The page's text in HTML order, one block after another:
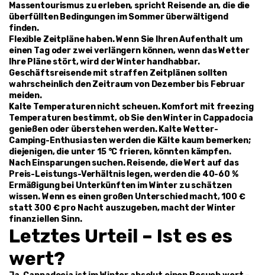
Massentourismus zu erleben, spricht Reisende an, die die
überfüllten Bedingungen im Sommer überwältigend
finden.
Flexible Zeitpläne haben. Wenn Sie Ihren Aufenthalt um
einen Tag oder zwei verlängern können, wenn das Wetter
Ihre Pläne stört, wird der Winter handhabbar.
Geschäftsreisende mit straffen Zeitplänen sollten
wahrscheinlich den Zeitraum von Dezember bis Februar
meiden.
Kalte Temperaturen nicht scheuen. Komfort mit freezing
Temperaturen bestimmt, ob Sie den Winter in Cappadocia
genießen oder überstehen werden. Kalte Wetter-
Camping-Enthusiasten werden die Kälte kaum bemerken;
diejenigen, die unter 15 °C frieren, könnten kämpfen.
Nach Einsparungen suchen. Reisende, die Wert auf das
Preis-Leistungs-Verhältnis legen, werden die 40-60 %
Ermäßigung bei Unterkünften im Winter zu schätzen
wissen. Wenn es einen großen Unterschied macht, 100 €
statt 300 € pro Nacht auszugeben, macht der Winter
finanziellen Sinn.
Letztes Urteil – Ist es es
wert?